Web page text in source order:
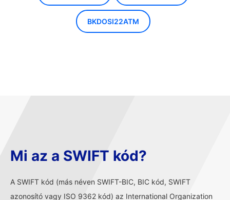
BKDOSI22ATM
Mi az a SWIFT kód?
A SWIFT kód (más néven SWIFT-BIC, BIC kód, SWIFT
azonosító vagy ISO 9362 kód) az International Organization